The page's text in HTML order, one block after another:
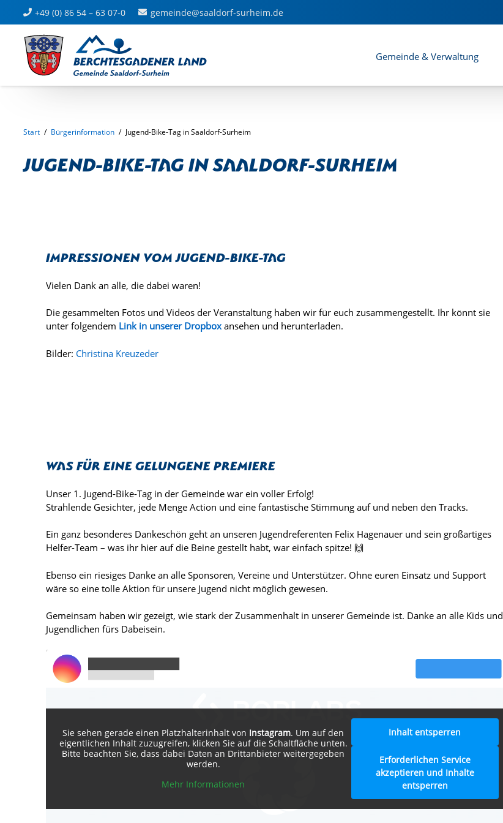
+49 (0) 86 54 – 63 07-0 gemeinde@saaldorf-surheim.de
Gemeinde & Verwaltung
Start / Bürgerinformation / Jugend-Bike-Tag in Saaldorf-Surheim
Jugend-Bike-Tag in Saaldorf-Surheim
Impressionen vom Jugend-Bike-Tag
Vielen Dank an alle, die dabei waren!
Die gesammelten Fotos und Videos der Veranstaltung haben wir für euch zusammengestellt. Ihr könnt sie
unter folgendem Link in unserer Dropbox ansehen und herunterladen.
Bilder: Christina Kreuzeder
Was für eine gelungene Premiere
Unser 1. Jugend-Bike-Tag in der Gemeinde war ein voller Erfolg!
Strahlende Gesichter, jede Menge Action und eine fantastische Stimmung auf und neben den Tracks.
Ein ganz besonderes Dankeschön geht an unseren Jugendreferenten Felix Hagenauer und sein großartiges
Helfer-Team – was ihr hier auf die Beine gestellt habt, war einfach spitze! 🙌
Ebenso ein riesiges Danke an alle Sponsoren, Vereine und Unterstützer. Ohne euren Einsatz und Support
wäre so eine tolle Aktion für unsere Jugend nicht möglich gewesen.
Gemeinsam haben wir gezeigt, wie stark der Zusammenhalt in unserer Gemeinde ist. Danke an alle Kids und
Jugendlichen fürs Dabeisein.
Sie sehen gerade einen Platzhalterinhalt von Instagram. Um auf den
eigentlichen Inhalt zuzugreifen, klicken Sie auf die Schaltfläche unten.
Bitte beachten Sie, dass dabei Daten an Drittanbieter weitergegeben
werden.
Mehr Informationen
Inhalt entsperren
Erforderlichen Service
akzeptieren und Inhalte
entsperren